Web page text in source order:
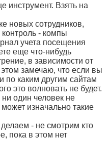
инструмент. Взять на
новых сотрудников,
контроль - компы
учета посещения
еще что-нибудь
в зависимости от
замечаю, что если вы
по каким другим сайтам
это волновать не будет.
один человек не
изначально такие
- не смотрим кто
пока в этом нет